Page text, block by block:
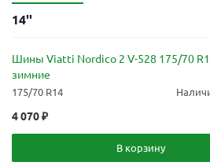
14''
Шины Viatti Nordico 2 V-528 175/70
зимние
175/70 R14
4 070₽
В корзину